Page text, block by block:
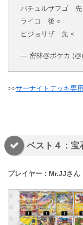
バチュルサフゴ 先
ライコ 後 ○
ピジョリザ 先 ×
— 密林@ポケカ
>>サーナイトデッキ専
ベスト４：宝
プレイヤー：Mr.JJさん